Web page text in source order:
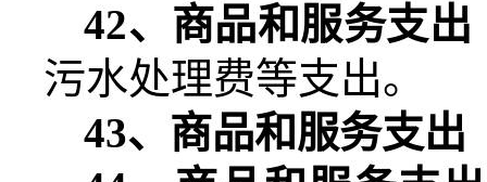
42、商品和服务支
污水处理费等支出。
43、商品和服务支出